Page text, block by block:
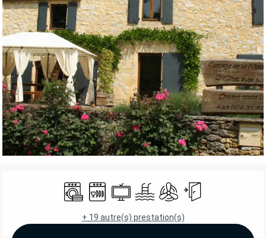
OUVERTURE ET COORDONNÉES
Lave lingeLave vaisselle
TélévisionPiscineAir conditionné
Entrée
+ 19 autre(s) prestation(s)